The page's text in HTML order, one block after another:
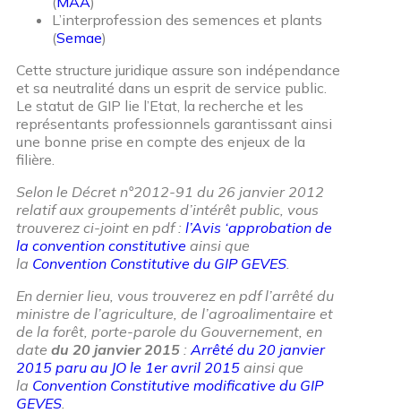
L’interprofession des semences et plants
(Semae)
Cette structure juridique assure son indépendance
et sa neutralité dans un esprit de service public.
Le statut de GIP lie l’Etat, la recherche et les
représentants professionnels garantissant ainsi
une bonne prise en compte des enjeux de la
filière.
Selon le Décret n°2012-91 du 26 janvier 2012
relatif aux groupements d’intérêt public, vous
trouverez ci-joint en pdf: l’Avis ‘approbation de
la convention constitutive ainsi que
la Convention Constitutive du GIP GEVES
En dernier lieu, vous trouverez en pdfl’arrêté du
ministre de l’agriculture, de l’agroalimentaire et
de la forêt, porte-parole du Gouvernement, en
date du 20 janvier 2015 : Arrêté du 20 janvier
2015 paru au JO le 1er avril 2015 ainsi que
la Convention Constitutive modificative du GIP
GEVES